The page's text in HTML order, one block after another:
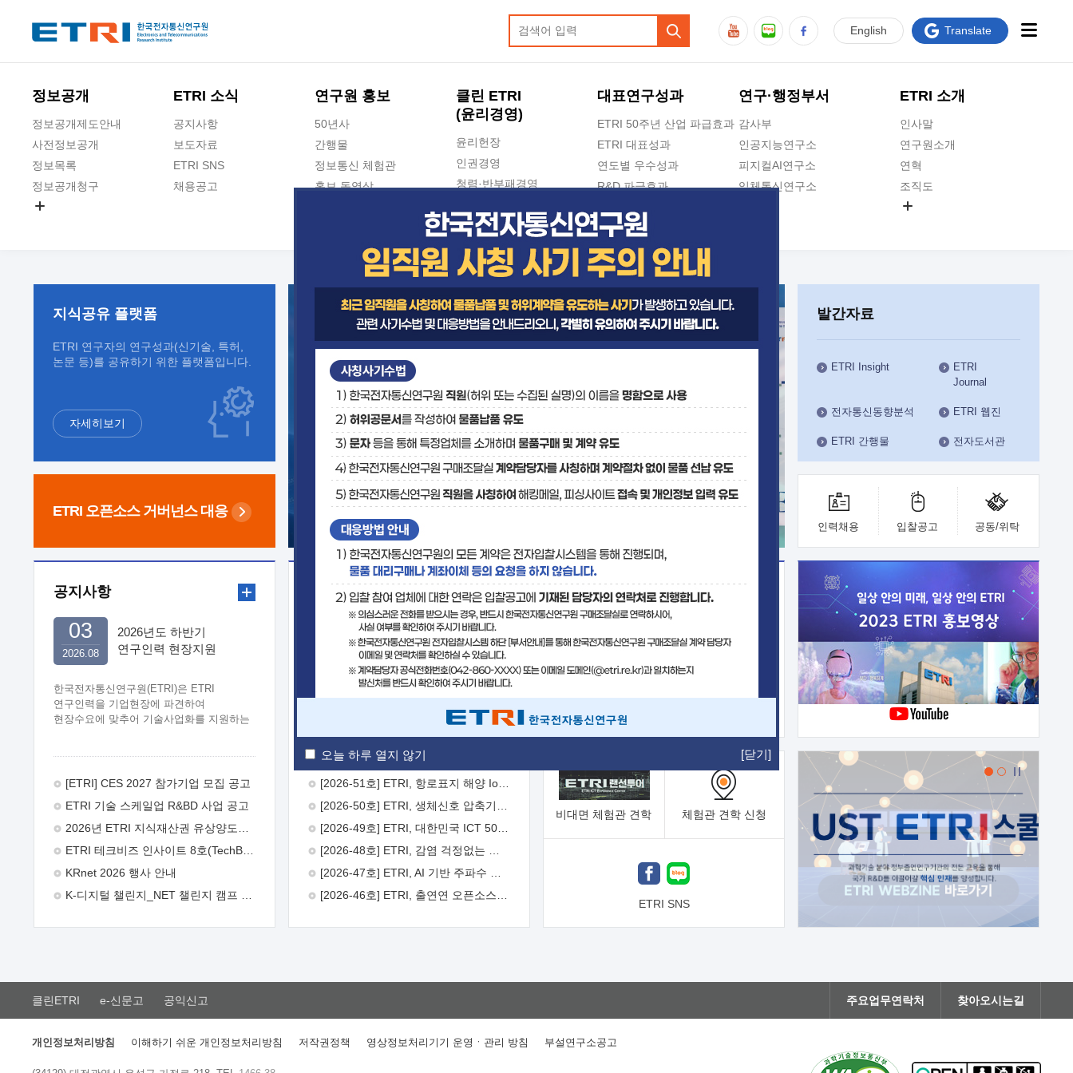
오늘 하루 열지 않기 [닫기]
정보공개
정보공개제도안내
사전정보공개
정보목록
정보공개청구
ETRI 소식
공지사항
보도자료
ETRI SNS
채용공고
연구원 홍보
50년사
간행물
정보통신 체험관
홍보 동영상
클린 ETRI
(윤리경영)
윤리헌장
인권경영
청렴·반부패경영
청렴포털 신고
수의계약 현황
부패징계 현황
감사결과공개
대표연구성과
ETRI 50주년 산업 파급효과
ETRI 대표성과
연도별 우수성과
R&D 파급효과
지식공유플랫폼
연구·행정부서
감사부
인공지능연구소
피지컬AI연구소
입체통신연구소
인공지능안전연구소
우주항공반도체전략연구단
대경권연구본부
호남권연구본부
기획본부
사업화본부
행정본부
대외협력부
ETRI 소개
인사말
연구원소개
연혁
조직도
ETRI CI
English Translate
지식공유 플랫폼
ETRI 연구자의 연구성과(신기술, 특허,
논문 등)를 공유하기 위한 플랫폼입니다.
자세히보기
ETRI 오픈소스 거버넌스 대응
발간자료
ETRI Insight
ETRI
Journal
전자통신동향분석 ETRI 웹진
ETRI 간행물 전자도서관
인력채용 입찰공고 공동/위탁
공지사항
2026년도 하반기
연구인력 현장지원
한국전자통신연구원(ETRI)은 ETRI
연구인력을 기업현장에 파견하여
현장수요에 맞추어 기술사업화를 지원하는
주시기 바랍니다. 2026년 8월
추진목적: ETRI 인력을 기업현장에 파견.
기술지원을 실시함으로써 ETRI 개발기술의
극대화하고, 지원기업을 강견기업으로
육성하고자 함.  신청자격: ETRI
ETRI 창업/연구소기업, 기술이전/출자기업
(2 ~ 3년차) 연봉의 40%  추진일정(1)
희망기업 신청/접수(2)희망인력-희망기업
매칭(3)현장조사/ 선정(심의)(4)협약체결
26일 9월초순 9월 중순 10월 이후*
2026.08
03
[ETRI] CES 2027 참가기업 모집 공고
ETRI 기술 스케일업 R&BD 사업 공고
ETRI 테크비즈 인사이트 8호(TechBiz Insight Vol.8) 발간
KRnet 2026 행사 안내
보도자료
[2026-52호] ETRI, ITU-T 자율주행차 국제표준화 주도한다
기술사업화플랫폼/기술이전
기술예고 중소기업 지원
보유특허 이전가능 기술
융합기술연구생산센터 반도체실험실
비대면 체험관 견학 체험관 견학 신청
ETRI SNS
클린ETRI e-신문고 공익신고 주요업무연락처 찾아오시는길
개인정보처리방침 이해하기 쉬운 개인정보처리방침 저작권정책 영상정보처리기기 운영ㆍ관리 방침 부설연구소공고